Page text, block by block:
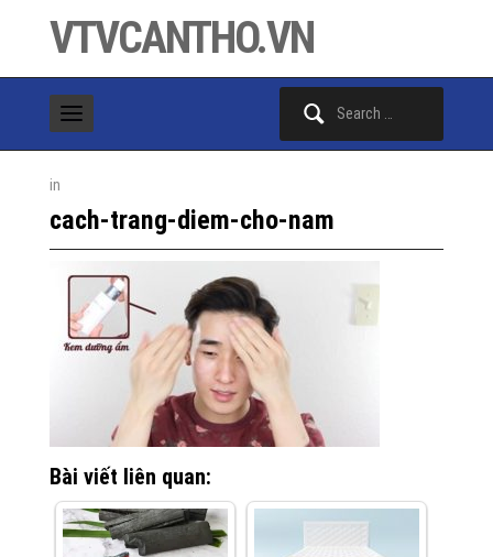
VTVCANTHO.VN
in
cach-trang-diem-cho-nam
Bài viết liên quan: